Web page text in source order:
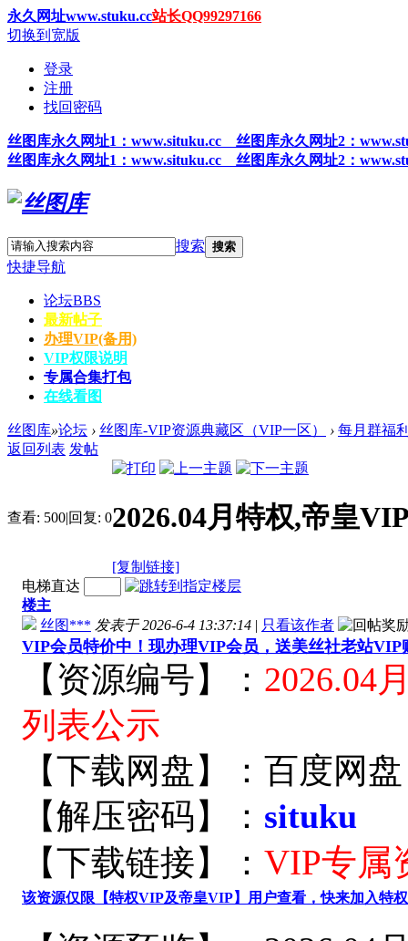
永久网址www.stuku.cc站长QQ99297166
切换到宽版
登录
注册
找回密码
丝图 库永久网址1 ：www.situku.cc 丝图库永久网址2：
丝图 库永久网址1 ：www.situku.cc 丝图库永久网址2：
搜索 搜索
快捷导航
论坛BBS
最新帖子
办理VIP(备用)
VIP权限说明
专属合集打包
在线看图
丝图库»论坛 › 丝图库-VIP资源典藏区（VIP一区） › 每月群福
返回列表 发帖
查看: 500|回复: 02026.04月特权,帝皇
[复制链接]
电梯直达
楼主
丝图*** 发表于 2026-6-4 13:37:14 | 只看该作者
VIP会员特价中！现办理VIP会员，送美丝社老站VIP
【资源编号】： 2026.04
列表公示
【下载网盘】：百度网盘
【解压密码】： situku
【下载链接】： VIP专属
该资源仅限【特权VIP及帝皇VIP】用户查看，快来加入特